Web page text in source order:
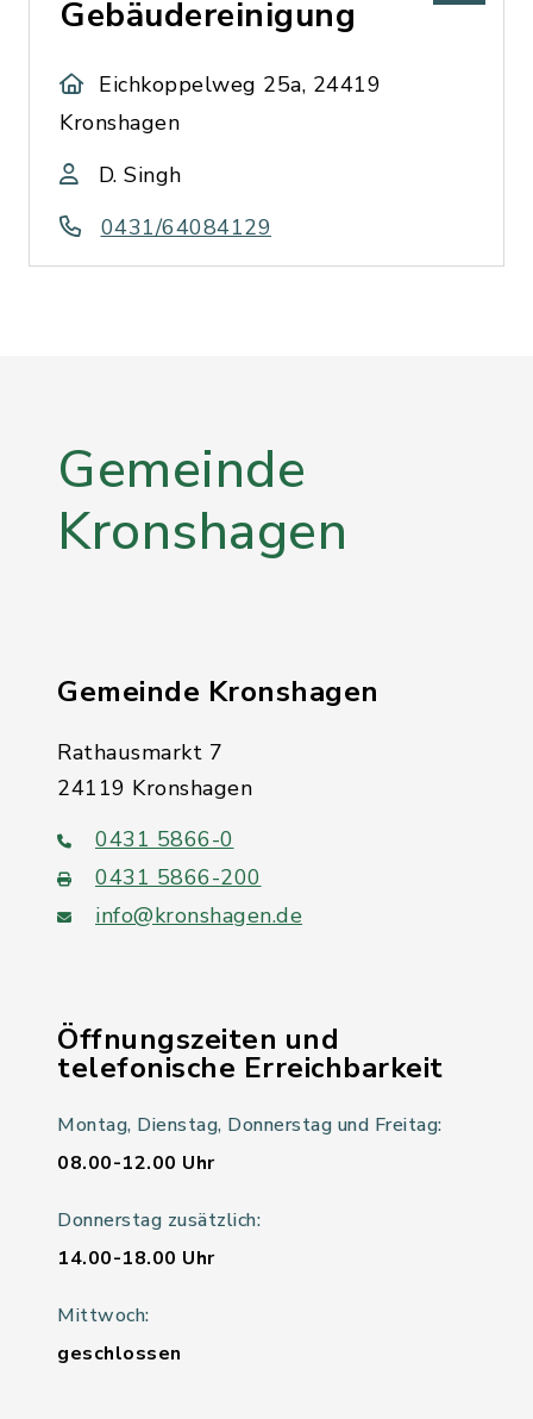
Gebäudereinigung
Eichkoppelweg 25a, 24419
Kronshagen
D. Singh
0431/64084129
Gemeinde
Kronshagen
Gemeinde Kronshagen
Rathausmarkt 7
24119 Kronshagen
0431 5866-0
0431 5866-200
info@kronshagen.de
Öffnungszeiten und
telefonische Erreichbarkeit
Montag, Dienstag, Donnerstag und Freitag:
08.00-12.00 Uhr
Donnerstag zusätzlich:
14.00-18.00 Uhr
Mittwoch:
geschlossen